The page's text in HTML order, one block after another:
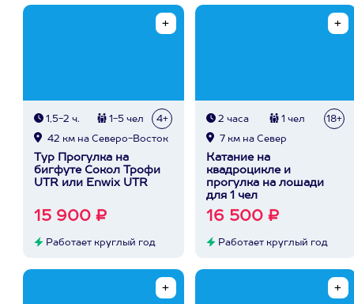
1,5-2 ч. 1-5 чел 4+
42 км на Северо-Восток
Тур Прогулка на
бигфуте Сокол Трофи
UTR или Enwix UTR
15 900 ₽
Работает круглый год
2 часа 1 чел 18+
7 км на Север
Катание на
квадроцикле и
прогулка на лошади
для 1 чел
16 500 ₽
Работает круглый год